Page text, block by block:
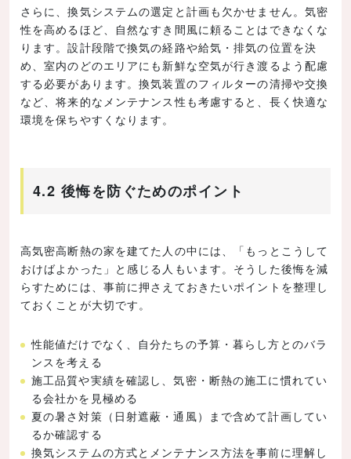
さらに、換気システムの選定と計画も欠かせません。気密
性を高めるほど、自然なすき間風に頼ることはできなくな
ります。設計段階で換気の経路や給気・排気の位置を決
め、室内のどのエリアにも新鮮な空気が行き渡るよう配慮
する必要があります。換気装置のフィルターの清掃や交換
など、将来的なメンテナンス性も考慮すると、長く快適な
環境を保ちやすくなります。
4.2 後悔を防ぐためのポイント
高気密高断熱の家を建てた人の中には、「もっとこうして
おけばよかった」と感じる人もいます。そうした後悔を減
らすためには、事前に押さえておきたいポイントを整理し
ておくことが大切です。
性能値だけでなく、自分たちの予算・暮らし方とのバラ
ンスを考える
施工品質や実績を確認し、気密・断熱の施工に慣れてい
る会社かを見極める
夏の暑さ対策（日射遮蔽・通風）まで含めて計画してい
るか確認する
換気システムの方式とメンテナンス方法を事前に理解し